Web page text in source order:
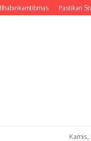
Pastikan Stok dan